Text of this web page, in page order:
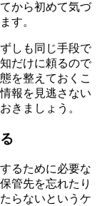
から初めて気づ
す。
しも同じ手段で
だけに頼るので
を整えておくこ
報を見逃さない
きましょう。
るために必要な
管先を忘れたり
らないというケ